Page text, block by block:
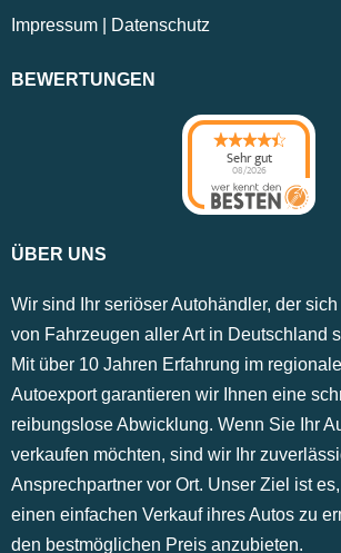
Impressum Datenschutz
BEWERTUNGEN
Sehr gut
08/2026
ÜBER UNS
Wir sind Ihr seriöser Autohändler, der
von Fahrzeugen aller Art in Deutschland
Mit über 10 Jahren Erfahrung im
Autoexport garantieren wir Ihnen eine
reibungslose Abwicklung. Wenn Sie Ihr
verkaufen möchten, sind wir Ihr
Ansprechpartner vor Ort. Unser Ziel ist
einen einfachen Verkauf ihres Autos zu
den bestmöglichen Preis anzubieten.